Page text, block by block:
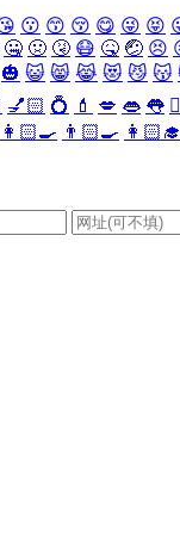
😗 😙 😚 😋 😜 😝
🤐 🤢 🤧 😷 🤒 🤕 😣
🎃 😺 😸 😹 😻 😼 😽
💅🏻 💍 💄 💋 👄 👅
👩🏻‍🍳 👨🏻‍🍳 👩🏻‍🎓